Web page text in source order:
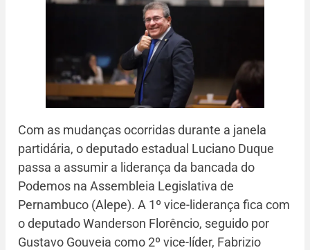
Com as mudanças ocorridas durante a janela
partidária, o deputado estadual Luciano Duque
passa a assumir a liderança da bancada do
Podemos na Assembleia Legislativa de
Pernambuco (Alepe). A 1º vice-liderança fica com
o deputado Wanderson Florêncio, seguido por
Gustavo Gouveia como 2º vice-líder, Fabrizio